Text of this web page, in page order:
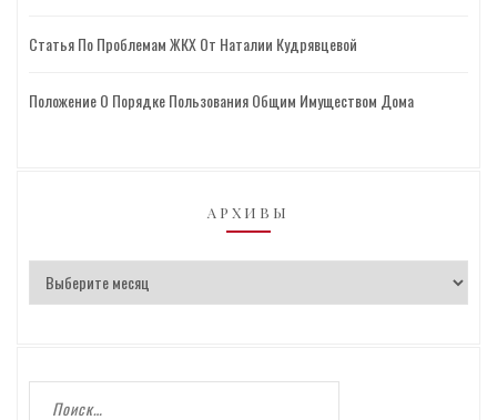
Статья По Проблемам ЖКХ От Наталии Кудрявцевой
Положение О Порядке Пользования Общим Имуществом Дома
АРХИВЫ